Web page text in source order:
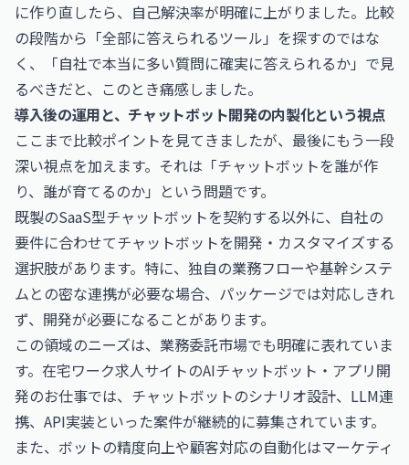
に作り直したら、自己解決率が明確に上がりました。比較
の段階から「全部に答えられるツール」を探すのではな
く、「自社で本当に多い質問に確実に答えられるか」で見
るべきだと、このとき痛感しました。
導入後の運用と、チャットボット開発の内製化という視点
ここまで比較ポイントを見てきましたが、最後にもう一段
深い視点を加えます。それは「チャットボットを誰が作
り、誰が育てるのか」という問題です。
既製のSaaS型チャットボットを契約する以外に、自社の
要件に合わせてチャットボットを開発・カスタマイズする
選択肢があります。特に、独自の業務フローや基幹システ
ムとの密な連携が必要な場合、パッケージでは対応しきれ
ず、開発が必要になることがあります。
この領域のニーズは、業務委託市場でも明確に表れていま
す。在宅ワーク求人サイトのAIチャットボット・アプリ開
発のお仕事では、チャットボットのシナリオ設計、LLM連
携、API実装といった案件が継続的に募集されています。
また、ボットの精度向上や顧客対応の自動化はマーケティ